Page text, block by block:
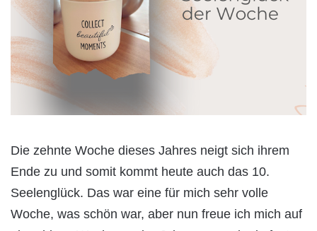
Die zehnte Woche dieses Jahres neigt sich ihrem
Ende zu und somit kommt heute auch das 10.
Seelenglück. Das war eine für mich sehr volle
Woche, was schön war, aber nun freue ich mich auf